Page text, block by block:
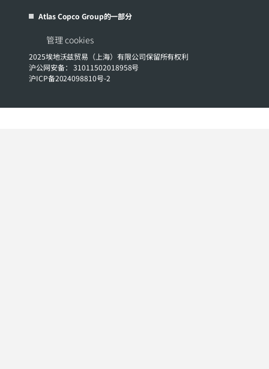
Atlas Copco Group的一部分
2025埃地沃兹贸易（上海）有限公司保留所有权利
沪公网安备： 31011502018958号
沪ICP备2024098810号-2
管理 cookies